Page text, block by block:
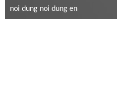
noi dung noi dung en